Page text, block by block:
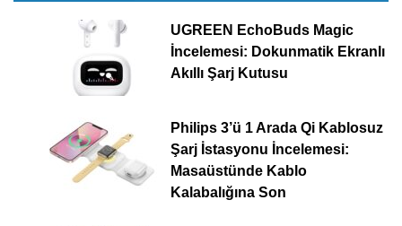
UGREEN EchoBuds Magic
İncelemesi: Dokunmatik Ekranlı
Akıllı Şarj Kutusu
Philips 3’ü 1 Arada Qi Kablosuz
Şarj İstasyonu İncelemesi:
Masaüstünde Kablo
Kalabalığına Son